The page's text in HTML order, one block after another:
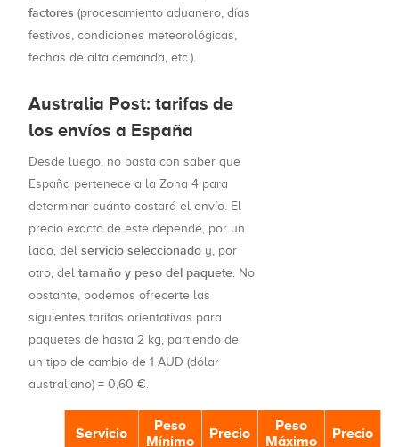
factores (procesamiento aduanero, días
festivos, condiciones meteorológicas,
fechas de alta demanda, etc.).
Australia Post: tarifas de
los envíos a España
Desde luego, no basta con saber que
España pertenece a la Zona 4 para
determinar cuánto costará el envío. El
precio exacto de este depende, por un
lado, del servicio seleccionado y, por
otro, del tamaño y peso del paquete. No
obstante, podemos ofrecerte las
siguientes tarifas orientativas para
paquetes de hasta 2 kg, partiendo de
un tipo de cambio de 1 AUD (dólar
australiano) = 0,60 €.
Servicio
Peso
Mínimo
Precio
Peso
Máximo
Precio